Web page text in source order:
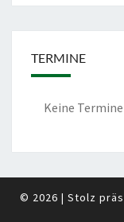
TERMINE
Keine Termine
© 2026 | Stolz